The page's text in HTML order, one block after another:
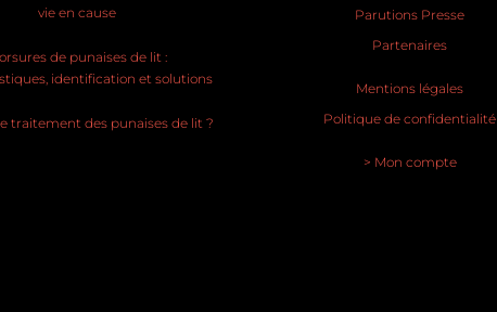
vie en cause
de punaises de lit :
identification et solutions
traitement des punaises de lit ?
Parutions Presse
Partenaires
Mentions légales
Politique de confidentialité
> Mon compte